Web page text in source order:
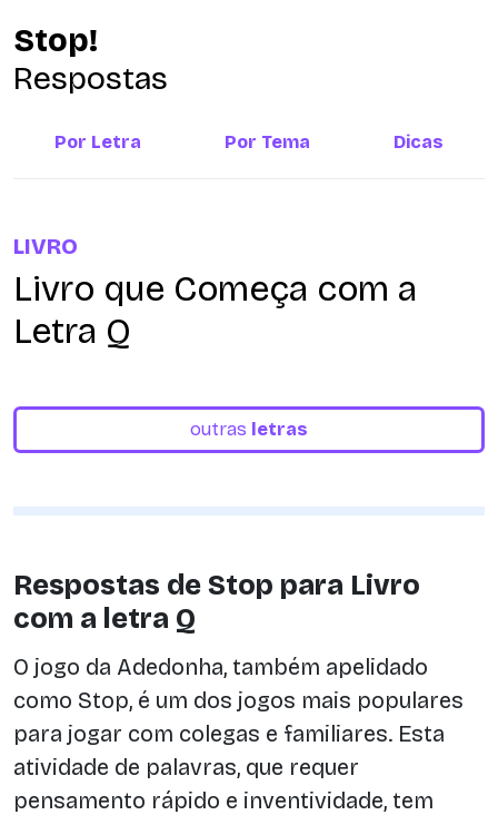
Stop!
Respostas
Por Letra Por Tema Dicas
LIVRO
Livro que Começa com a
Letra Q
outras letras
Respostas de Stop para Livro
com a letra Q
O jogo da Adedonha, também apelidado
como Stop, é um dos jogos mais populares
para jogar com colegas e familiares. Esta
atividade de palavras, que requer
pensamento rápido e inventividade, tem